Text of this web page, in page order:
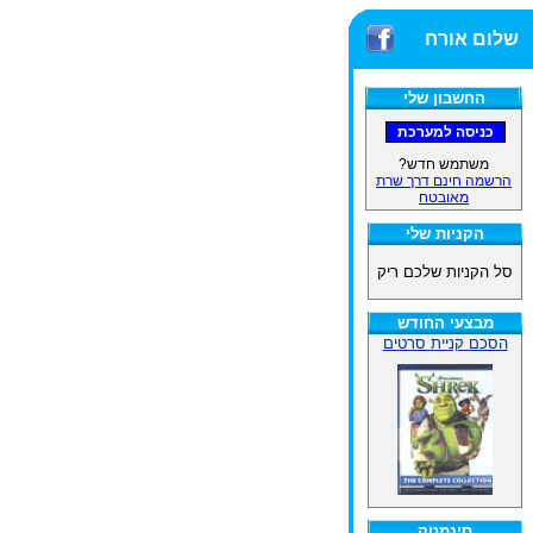
שלום אורח
החשבון שלי
משתמש חדש?
הרשמה חינם דרך שרת
מאובטח
הקניות שלי
סל הקניות שלכם ריק
מבצעי החודש
הסכם קניית סרטים